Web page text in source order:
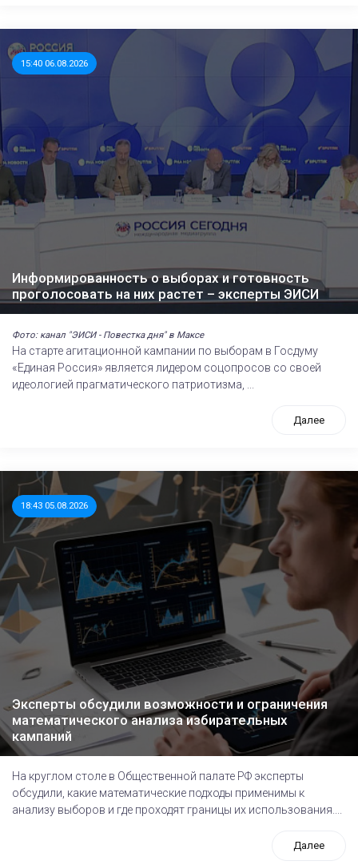
15:40 06.08.2026
Информированность о выборах и готовность
проголосовать на них растет – эксперты ЭИСИ
Фото: канал "ЭИСИ - Повестка дня" в Максе
На старте агитационной кампании по выборам в Госдуму
«Единая Россия» является лидером соцопросов со своей
идеологией прагматического патриотизма, ...
Далее
18:43 05.08.2026
Эксперты обсудили возможности и ограничения
математического анализа избирательных
кампаний
На круглом столе в Общественной палате РФ эксперты
обсудили, какие математические подходы применимы к
анализу выборов и где проходят границы их использования....
Далее